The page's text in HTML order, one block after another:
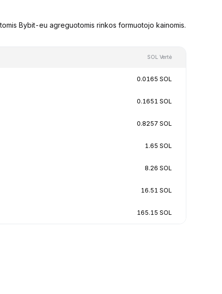
Bybit-eu agreguotomis rinkos formuotojo kainomis.
SOL Vertė
0.0165 SOL
0.1651 SOL
0.8257 SOL
1.65 SOL
8.26 SOL
16.51 SOL
165.15 SOL